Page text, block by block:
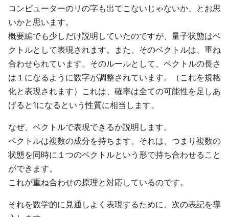
コンピューターのリの字も出てこないじゃないか、とお思
いかと思います。
概要編でも少しだけ説明していたのですが、量子状態はベ
クトルとして表現されます。また、そのベクトルは、重ね
合わせられています。そのルールとして、ベクトルの長さ
は１になるように数字が調整されています。（これを規格
化と表現されます）これは、確率は全ての可能性を足しあ
げると1になるという性質に相当します。
なぜ、ベクトルで表現できるか説明します。
ベクトルは複数の成分を持ちます。それは、つまり複数の
状態を同時に１つのベクトルという形で持ち合わせること
ができます。
これが重ね合わせの原理と対応しているのです。
それを数学的に見通しよく表現するために、次の表記を導